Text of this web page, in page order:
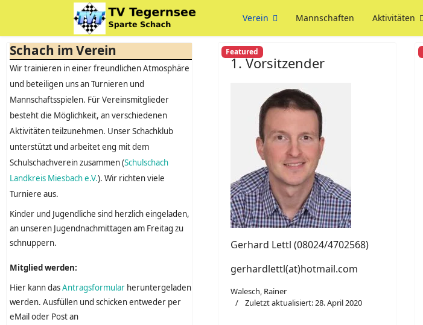
Verein Mannschaften Aktivitäten
Schach im Verein
Wir trainieren in einer freundlichen Atmosphäre
und beteiligen uns an Turnieren und
Mannschaftsspielen. Für Vereinsmitglieder
besteht die Möglichkeit, an verschiedenen
Aktivitäten teilzunehmen. Unser Schachklub
unterstützt und arbeitet eng mit dem
Schulschachverein zusammen (Schulschach
Landkreis Miesbach e.V.). Wir richten viele
Turniere aus.
Kinder und Jugendliche sind herzlich eingeladen,
an unseren Jugendnachmittagen am Freitag zu
schnuppern.
Mitglied werden:
Hier kann dasAntragsformular heruntergeladen
werden. Ausfüllen und schicken entweder per
eMail oder Post an
Featured
1. Vorsitzender
Gerhard Lettl (08024/4702568)
gerhardlettl(at)hotmail.com
Walesch, Rainer
Zuletzt aktualisiert: 28. April 2020